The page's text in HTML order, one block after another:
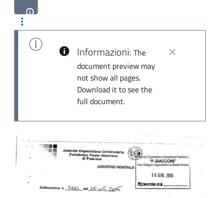
Informazioni: The
document preview may
not show all pages.
Download it to see the
full document.